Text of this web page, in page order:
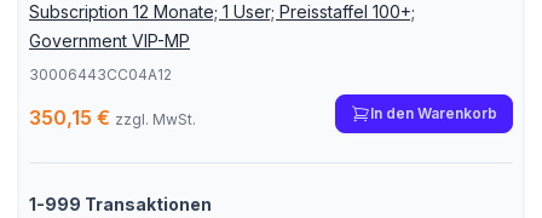
Subscription 12 Monate; 1 User; Preisstaffel 100+;
Government VIP-MP
30006443CC04A12
350,15 € zzgl. MwSt. In den Warenkorb
1-999 Transaktionen